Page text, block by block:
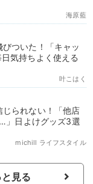
海原藍
ついた！「キャッ
気持ちよく使える
叶こはく
られない！「他店
」日よけグッズ3選
michill ライフスタイル
見る